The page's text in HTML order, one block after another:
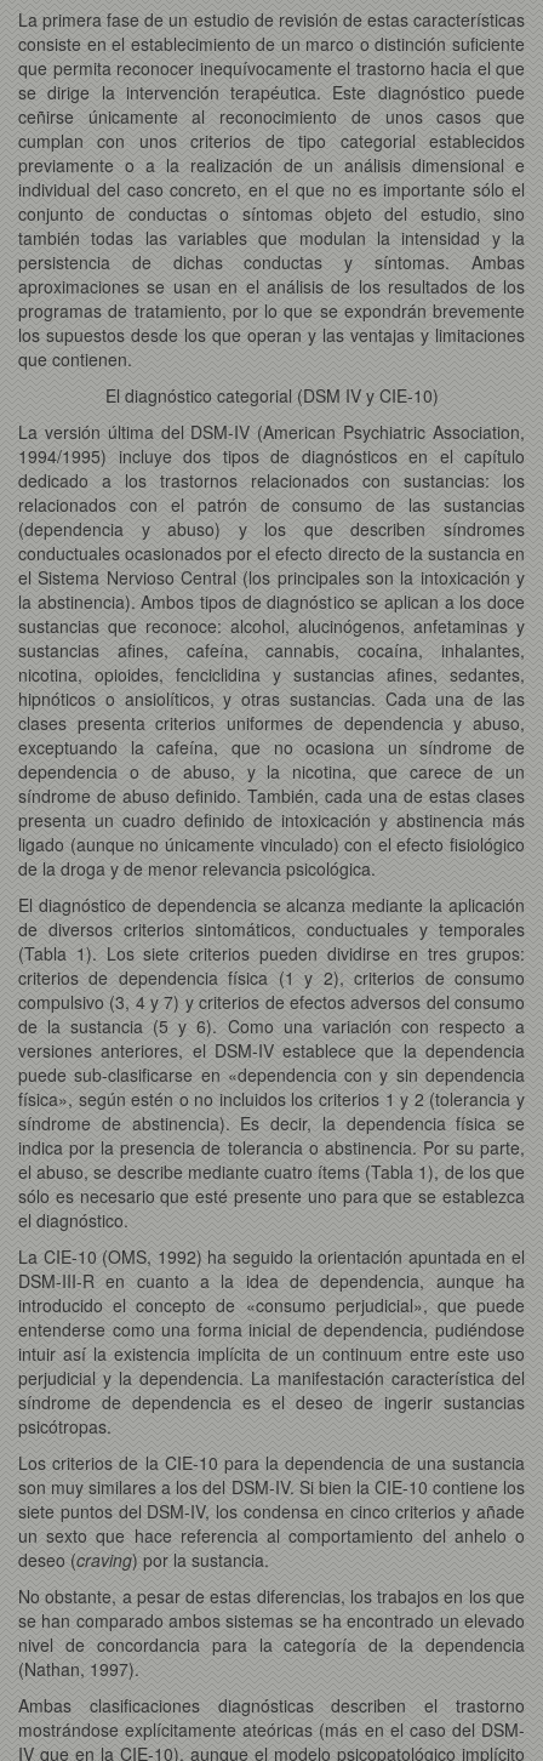
La primera fase de un estudio de revisión de estas características
consiste en el establecimiento de un marco o distinción suficiente
que permita reconocer inequívocamente el trastorno hacia el que
se dirige la intervención terapéutica. Este diagnóstico puede
ceñirse únicamente al reconocimiento de unos casos que
cumplan con unos criterios de tipo categorial establecidos
previamente o a la realización de un análisis dimensional e
individual del caso concreto, en el que no es importante sólo el
conjunto de conductas o síntomas objeto del estudio, sino
también todas las variables que modulan la intensidad y la
persistencia de dichas conductas y síntomas. Ambas
aproximaciones se usan en el análisis de los resultados de los
programas de tratamiento, por lo que se expondrán brevemente
los supuestos desde los que operan y las ventajas y limitaciones
que contienen.
El diagnóstico categorial (DSM IV y CIE-10)
La versión última del DSM-IV (American Psychiatric Association,
1994/1995) incluye dos tipos de diagnósticos en el capítulo
dedicado a los trastornos relacionados con sustancias: los
relacionados con el patrón de consumo de las sustancias
(dependencia y abuso) y los que describen síndromes
conductuales ocasionados por el efecto directo de la sustancia en
el Sistema Nervioso Central (los principales son la intoxicación y
la abstinencia). Ambos tipos de diagnóstico se aplican a los doce
sustancias que reconoce: alcohol, alucinógenos, anfetaminas y
sustancias afines, cafeína, cannabis, cocaína, inhalantes,
nicotina, opioides, fenciclidina y sustancias afines, sedantes,
hipnóticos o ansiolíticos, y otras sustancias. Cada una de las
clases presenta criterios uniformes de dependencia y abuso,
exceptuando la cafeína, que no ocasiona un síndrome de
dependencia o de abuso, y la nicotina, que carece de un
síndrome de abuso definido. También, cada una de estas clases
presenta un cuadro definido de intoxicación y abstinencia más
ligado (aunque no únicamente vinculado) con el efecto fisiológico
de la droga y de menor relevancia psicológica.
El diagnóstico de dependencia se alcanza mediante la aplicación
de diversos criterios sintomáticos, conductuales y temporales
(Tabla 1). Los siete criterios pueden dividirse en tres grupos:
criterios de dependencia física (1 y 2), criterios de consumo
compulsivo (3, 4 y 7) y criterios de efectos adversos del consumo
de la sustancia (5 y 6). Como una variación con respecto a
versiones anteriores, el DSM-IV establece que la dependencia
puede sub-clasificarse en «dependencia con y sin dependencia
física», según estén o no incluidos los criterios 1 y 2 (tolerancia y
síndrome de abstinencia). Es decir, la dependencia física se
indica por la presencia de tolerancia o abstinencia. Por su parte,
el abuso, se describe mediante cuatro ítems (Tabla 1), de los que
sólo es necesario que esté presente uno para que se establezca
el diagnóstico.
La CIE-10 (OMS, 1992) ha seguido la orientación apuntada en el
DSM-III-R en cuanto a la idea de dependencia, aunque ha
introducido el concepto de «consumo perjudicial», que puede
entenderse como una forma inicial de dependencia, pudiéndose
intuir así la existencia implícita de un continuum entre este uso
perjudicial y la dependencia. La manifestación característica del
síndrome de dependencia es el deseo de ingerir sustancias
psicótropas.
Los criterios de la CIE-10 para la dependencia de una sustancia
son muy similares a los del DSM-IV. Si bien la CIE-10 contiene los
siete puntos del DSM-IV, los condensa en cinco criterios y añade
un sexto que hace referencia al comportamiento del anhelo o
deseo (craving) por la sustancia.
No obstante, a pesar de estas diferencias, los trabajos en los que
se han comparado ambos sistemas se ha encontrado un elevado
nivel de concordancia para la categoría de la dependencia
(Nathan, 1997).
Ambas clasificaciones diagnósticas describen el trastorno
mostrándose explícitamente ateóricas (más en el caso del DSM-
IV que en la CIE-10), aunque el modelo psicopatológico implícito